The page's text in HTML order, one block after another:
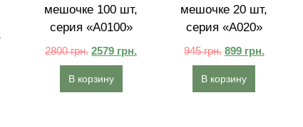
мешочке 100 шт,
серия «A0100»
2800грн. 2579 грн.
В корзину
мешочке 20 шт,
серия «A020»
945грн. 899 грн.
В корзину